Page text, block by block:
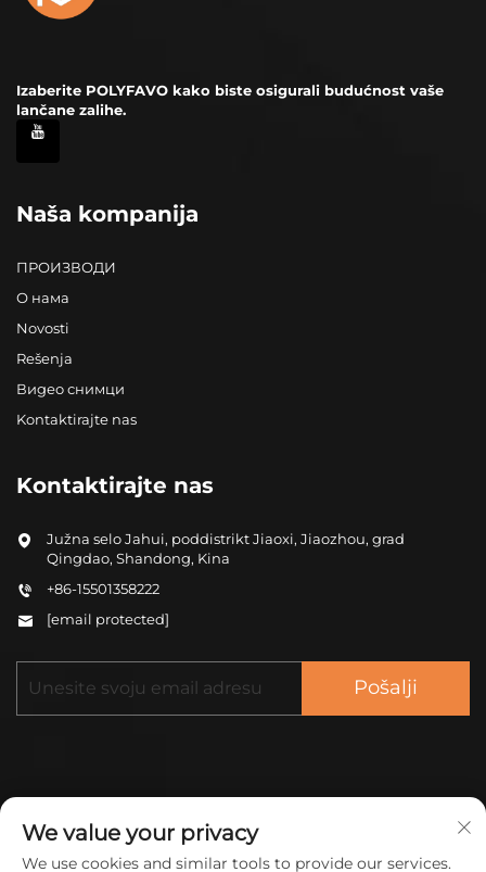
Izaberite POLYFAVO kako biste osigurali budućnost vaše
lančane zalihe.
Naša kompanija
ПРОИЗВОДИ
О нама
Novosti
Rešenja
Видео снимци
Kontaktirajte nas
Kontaktirajte nas
Južna selo Jahui, poddistrikt Jiaoxi, Jiaozhou, grad
Qingdao, Shandong, Kina
+86-15501358222
[email protected]
Pošalji
Autorska prava © 2025 China ZHONGCHENG
We value your privacy
We use cookies and similar tools to provide our services.